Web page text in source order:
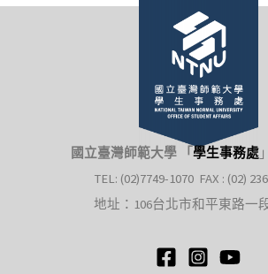
navigation
國立臺灣師範大學 「 學生事務處 」
TEL: (02)7749-1070 FAX : (02)
地址：106台北市和平東路一